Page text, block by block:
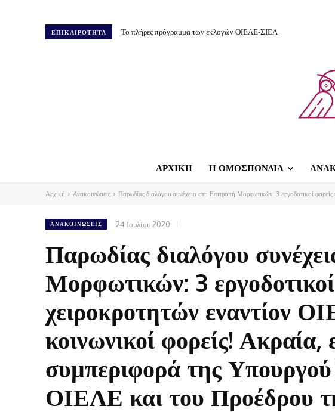
ΕΠΙΚΑΙΡΟΤΗΤΑ Το πλήρες πρόγραμμα των εκλογών ΟΙΕΛΕ-ΣΙΕΛ
ΑΡΧΙΚΗ Η ΟΜΟΣΠΟΝΔΙΑ
Αρχική Ανακοινώσεις Παρωδίας διαλόγου συνέχεια στη Επιτροπή Μορφωτικών: 3 εργοδοτικοί
ΑΝΑΚΟΙΝΏΣΕΙΣ 24 Ιουλίου 2020
Παρωδίας διαλόγου
Μορφωτικών: 3
χειροκροτητών εναντίον
κοινωνικοί φορείς! Ακραία,
συμπεριφορά της Υπουργού
ΟΙΕΛΕ και του Προέδρου